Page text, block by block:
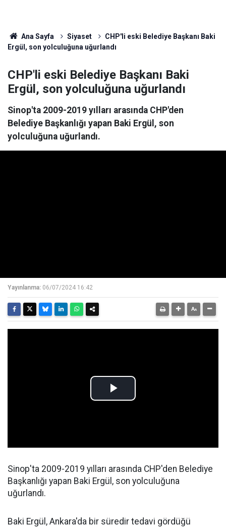
Ana Sayfa Siyaset
CHP'li eski Belediye Başkanı Baki
Ergül, son yolculuğuna uğurlandı
CHP'li eski Belediye Başkanı Baki
Ergül, son yolculuğuna uğurlandı
Sinop'ta 2009-2019 yılları arasında CHP'den
Belediye Başkanlığı yapan Baki Ergül, son
yolculuğuna uğurlandı.
Yayınlanma: 06/07/2024 16:42
Sinop'ta 2009-2019 yılları arasında CHP'den Belediye
Başkanlığı yapan Baki Ergül, son yolculuğuna
uğurlandı.
Baki Ergül, Ankara'da bir süredir tedavi gördüğü